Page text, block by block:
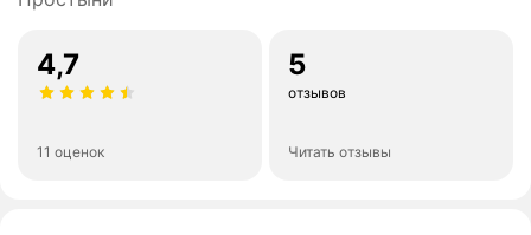
4,7
11 оценок
5
отзывов
Читать отзывы